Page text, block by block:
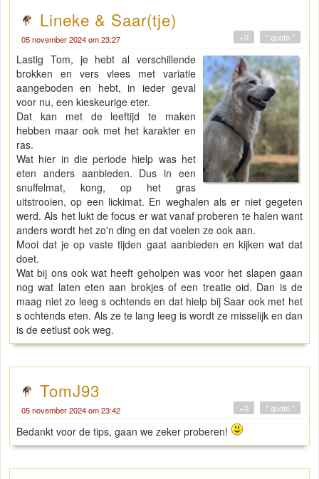
Lineke & Saar(tje)
05 november 2024 om 23:27 " quote "
+0
Lastig Tom, je hebt al verschillende
brokken en vers vlees met variatie
aangeboden en hebt, in ieder geval
voor nu, een kieskeurige eter.
Dat kan met de leeftijd te maken
hebben maar ook met het karakter en
ras.
Wat hier in die periode hielp was het
eten anders aanbieden. Dus in een
snuffelmat, kong, op het gras
uitstrooien, op een lickimat. En weghalen als er niet gegeten
werd. Als het lukt de focus er wat vanaf proberen te halen want
anders wordt het zo'n ding en dat voelen ze ook aan.
Mooi dat je op vaste tijden gaat aanbieden en kijken wat dat
doet.
Wat bij ons ook wat heeft geholpen was voor het slapen gaan
nog wat laten eten aan brokjes of een treatie oid. Dan is de
maag niet zo leeg s ochtends en dat hielp bij Saar ook met het
s ochtends eten. Als ze te lang leeg is wordt ze misselijk en dan
is de eetlust ook weg.
TomJ93
05 november 2024 om 23:42 " quote "
+0
Bedankt voor de tips, gaan we zeker proberen!